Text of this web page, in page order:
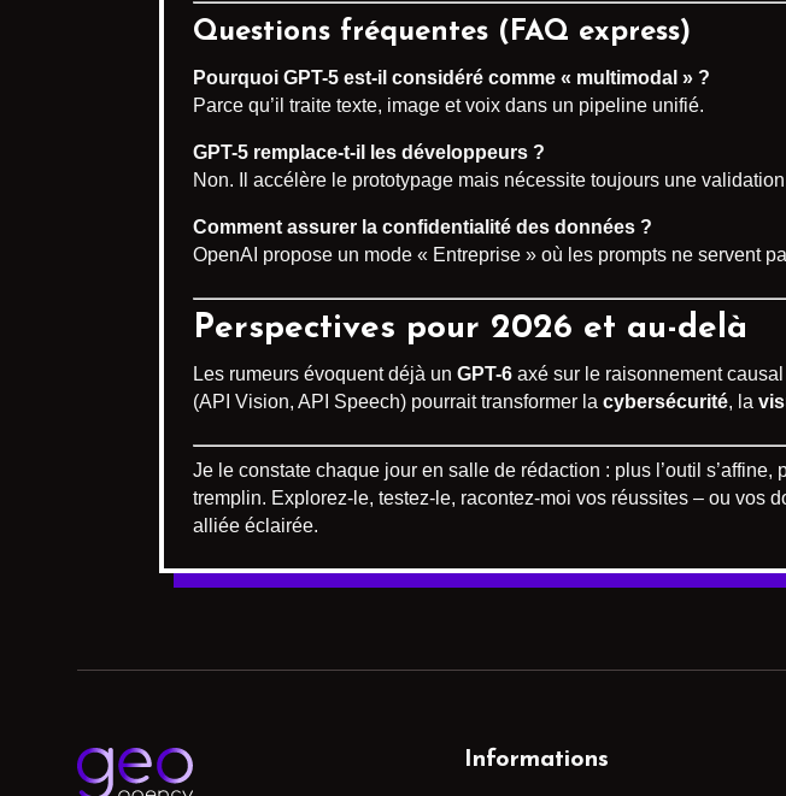
Questions fréquentes (FAQ express)
Pourquoi GPT-5 est-il considéré comme « multimodal » ?
Parce qu’il traite texte, image et voix dans un pipeline unifié.
GPT-5 remplace-t-il les développeurs ?
Non. Il accélère le prototypage mais nécessite toujours une
Comment assurer la confidentialité des données ?
OpenAI propose un mode « Entreprise » où les prompts ne servent
Perspectives pour 2026 et au-delà
Les rumeurs évoquent déjà un GPT-6 axé sur le raisonnement
(API Vision, API Speech) pourrait transformer la cybersécurité, la
Je le constate chaque jour en salle de rédaction : plus l’outil s’affine,
tremplin. Explorez-le, testez-le, racontez-moi vos réussites – ou vos
alliée éclairée.
Informations